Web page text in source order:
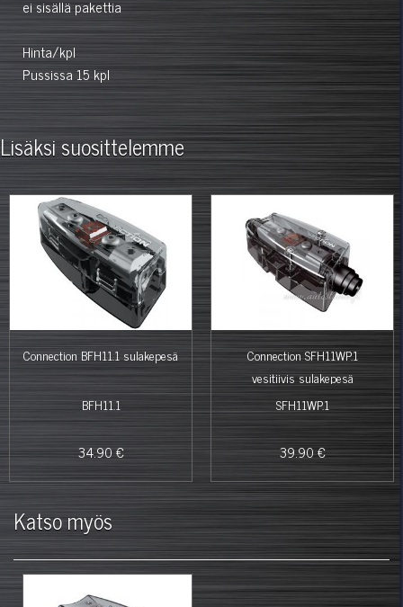
ei sisällä pakettia
Hinta/kpl
Pussissa 15 kpl
Lisäksi suosittelemme
Connection BFH11.1 sulakepesä
BFH11.1
34.90 €
Connection SFH11WP.1
vesitiivis sulakepesä
SFH11WP.1
39.90 €
Katso myös